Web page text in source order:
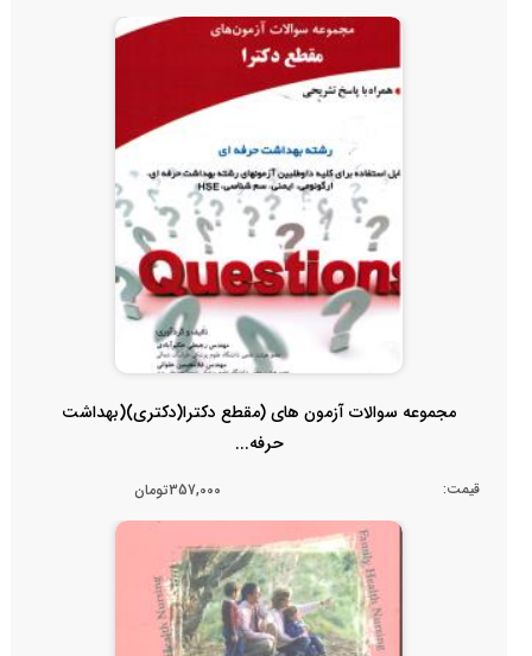
مجموعه سوالات آزمون های (مقطع دکترا(دکتری)(بهداشت
حرفه...
قیمت: 357,000تومان